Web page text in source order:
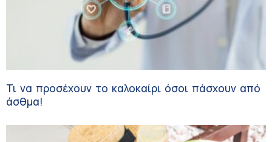
Τι να προσέχουν το καλοκαίρι όσοι πάσχουν από
άσθμα!